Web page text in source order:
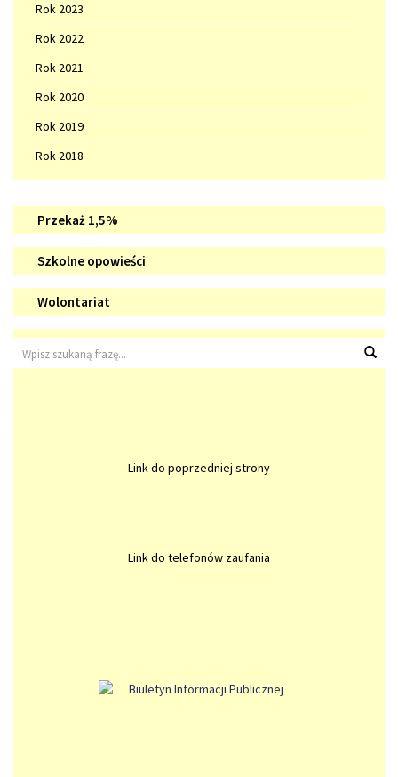
Rok 2023
Rok 2022
Rok 2021
Rok 2020
Rok 2019
Rok 2018
Doradztwo
zawodowe
WIZYTÓWKA
SZKOŁY
Przekaż 1,5%
Szkolne
opowieści
Szkolne opowieści
Wolontariat
Wolontariat
Wyszukiwarka
Link do poprzedniej strony
Link do telefonów zaufania